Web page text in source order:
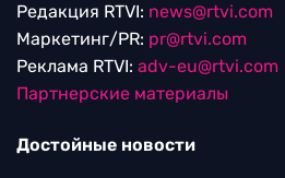
Редакция RTVI: news@rtvi.com
Маркетинг/PR: pr@rtvi.com
Реклама RTVI: adv-eu@rtvi.com
Партнерские материалы
Достойные новости